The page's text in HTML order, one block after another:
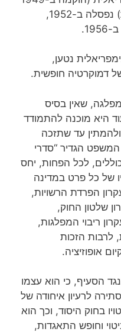
כהמשכה של המפלגה הנאצית) נפסלה ב-1952,
נטען,
דמוקרטיה חופשית.
שאין בסיס
היא מוכנה להתמודד
עד שתזכה
הגדיר “סדרי
לכל הפחות, יחס
של כל פרט במדינה
הפרדת הרשויות,
שלטון החוק,
ריבוי המפלגות,
לרבות הזכות
אופוזיציה.
הסעיף, כי הוא עצמו
לרעיון איחודה של
בחוק היסוד, וכך הוא
וחופש התאגדות,